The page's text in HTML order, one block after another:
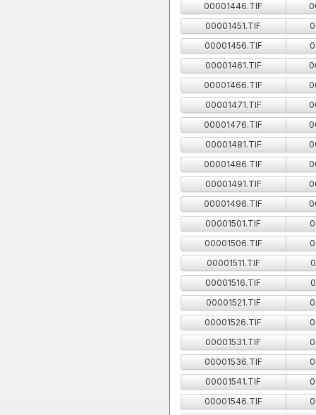
00001446.TIF
00001451.TIF
00001456.TIF
00001461.TIF
00001466.TIF
00001471.TIF
00001476.TIF
00001481.TIF
00001486.TIF
00001491.TIF
00001496.TIF
00001501.TIF
00001506.TIF
00001511.TIF
00001516.TIF
00001521.TIF
00001526.TIF
00001531.TIF
00001536.TIF
00001541.TIF
00001546.TIF